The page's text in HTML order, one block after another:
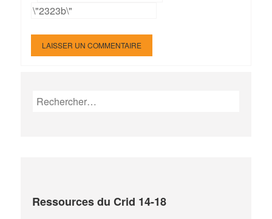
Rechercher :
Ressources du Crid 14-18